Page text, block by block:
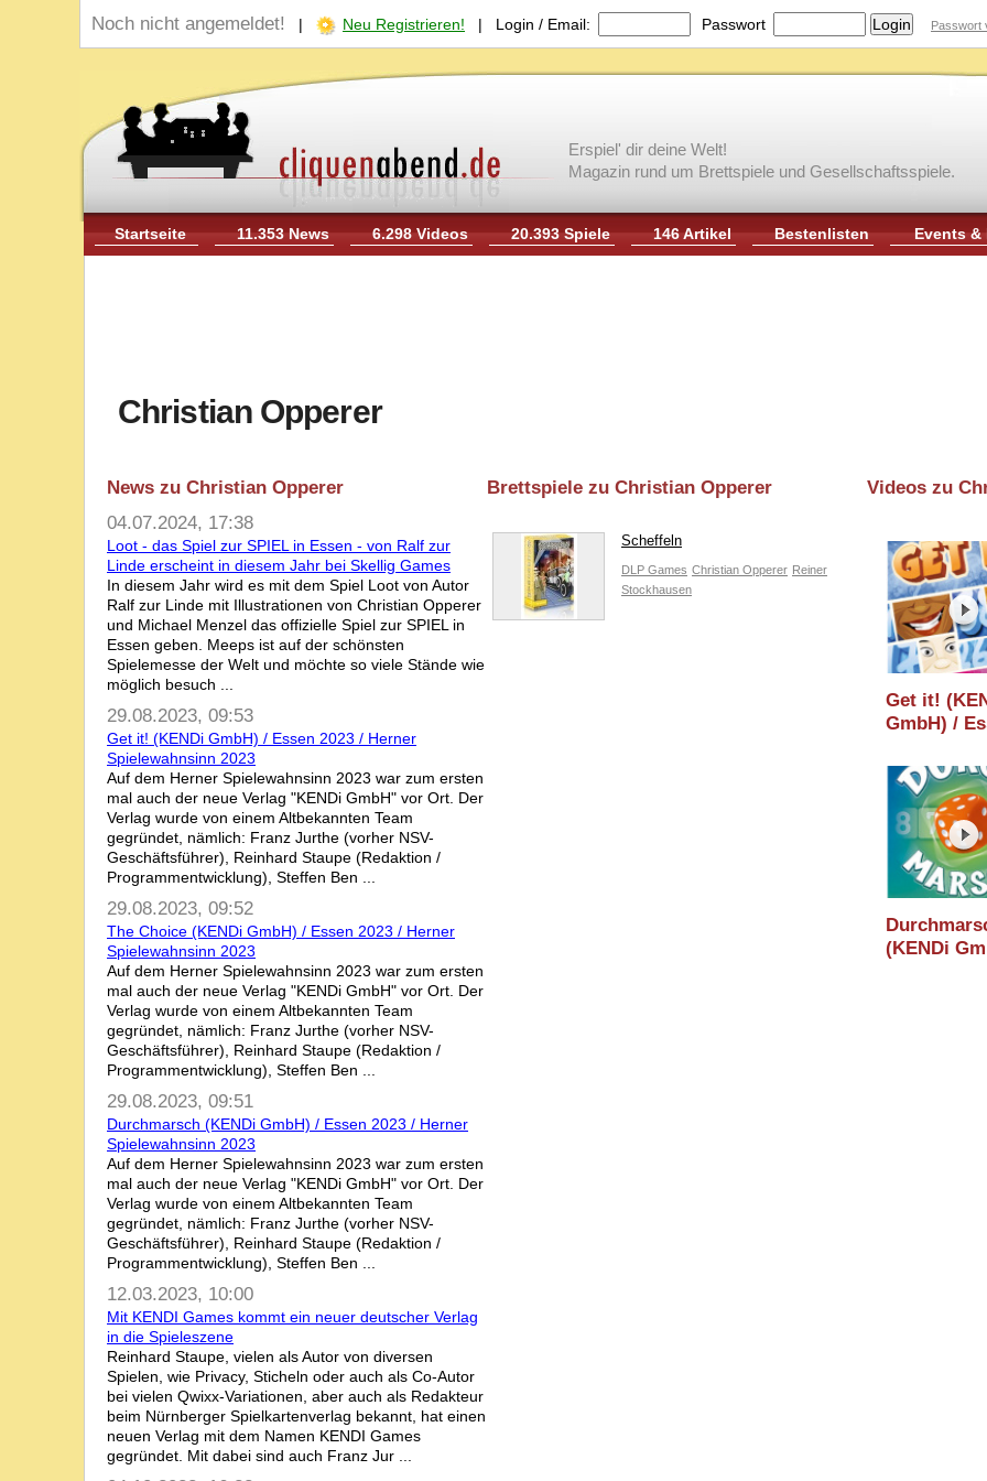
Noch nicht angemeldet! | Neu Registrieren! | Login / Email: Passwort Passwort
Erspiel' dir deine Welt!
Magazin rund um Brettspiele und Gesellschaftsspiele.
Startseite 11.353 News 6.298 Videos 20.393 Spiele 146 Artikel Bestenlisten Events &
Christian Opperer
News zu Christian Opperer
04.07.2024, 17:38
Loot - das Spiel zur SPIEL in Essen - von Ralf zur
Linde erscheint in diesem Jahr bei Skellig Games
In diesem Jahr wird es mit dem Spiel Loot von Autor
Ralf zur Linde mit Illustrationen von Christian Opperer
und Michael Menzel das offizielle Spiel zur SPIEL in
Essen geben. Meeps ist auf der schönsten
Spielemesse der Welt und möchte so viele Stände wie
möglich besuch ...
29.08.2023, 09:53
Get it! (KENDi GmbH) / Essen 2023 / Herner
Spielewahnsinn 2023
Auf dem Herner Spielewahnsinn 2023 war zum ersten
mal auch der neue Verlag "KENDi GmbH" vor Ort. Der
Verlag wurde von einem Altbekannten Team
gegründet, nämlich: Franz Jurthe (vorher NSV-
Geschäftsführer), Reinhard Staupe (Redaktion /
Programmentwicklung), Steffen Ben ...
29.08.2023, 09:52
The Choice (KENDi GmbH) / Essen 2023 / Herner
Spielewahnsinn 2023
Auf dem Herner Spielewahnsinn 2023 war zum ersten
mal auch der neue Verlag "KENDi GmbH" vor Ort. Der
Verlag wurde von einem Altbekannten Team
gegründet, nämlich: Franz Jurthe (vorher NSV-
Geschäftsführer), Reinhard Staupe (Redaktion /
Programmentwicklung), Steffen Ben ...
29.08.2023, 09:51
Durchmarsch (KENDi GmbH) / Essen 2023 / Herner
Spielewahnsinn 2023
Auf dem Herner Spielewahnsinn 2023 war zum ersten
mal auch der neue Verlag "KENDi GmbH" vor Ort. Der
Verlag wurde von einem Altbekannten Team
gegründet, nämlich: Franz Jurthe (vorher NSV-
Geschäftsführer), Reinhard Staupe (Redaktion /
Programmentwicklung), Steffen Ben ...
12.03.2023, 10:00
Mit KENDI Games kommt ein neuer deutscher Verlag
in die Spieleszene
Reinhard Staupe, vielen als Autor von diversen
Spielen, wie Privacy, Sticheln oder auch als Co-Autor
bei vielen Qwixx-Variationen, aber auch als Redakteur
beim Nürnberger Spielkartenverlag bekannt, hat einen
neuen Verlag mit dem Namen KENDI Games
gegründet. Mit dabei sind auch Franz Jur ...
Brettspiele zu Christian Opperer
Scheffeln
DLP Games Christian Opperer Reiner
Stockhausen
Videos zu
Get it!
GmbH) /
2023
(KENDi